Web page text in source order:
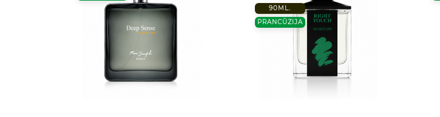
90ML.
PRANCŪZIJA